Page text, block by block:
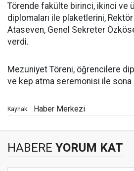
Törende fakülte birinci, ikinci ve
diplomaları ile plaketlerini, Rektör
Ataseven, Genel Sekreter
verdi.
Mezuniyet Töreni, öğrencilere
ve kep atma seremonisi ile sona
Kaynak: Haber Merkezi
HABERE YORUM KAT